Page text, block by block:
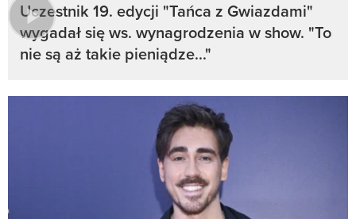
Uczestnik 19. edycji "Tańca z Gwiazdami"
wygadał się ws. wynagrodzenia w show. "To
nie są aż takie pieniądze..."